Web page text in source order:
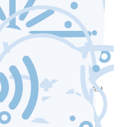
уходу и чистке лица
и коррекции фигуры